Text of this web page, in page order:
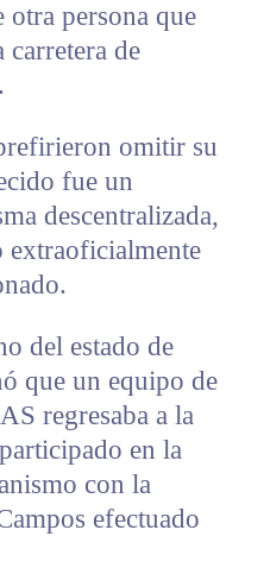
otra persona que
de
omitir su
fue un
descentralizada,
extraoficialmente
del estado de
que un equipo de
regresaba a la
en la
con la
efectuado